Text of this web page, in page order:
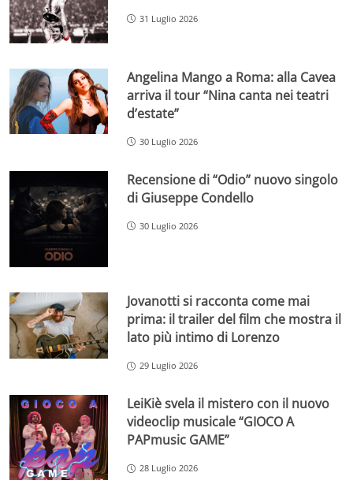
31 Luglio 2026
Angelina Mango a Roma: alla Cavea
arriva il tour “Nina canta nei teatri
d’estate”
30 Luglio 2026
Recensione di “Odio” nuovo singolo
di Giuseppe Condello
30 Luglio 2026
Jovanotti si racconta come mai
prima: il trailer del film che mostra il
lato più intimo di Lorenzo
29 Luglio 2026
LeiKiè svela il mistero con il nuovo
videoclip musicale “GIOCO A
PAPmusic GAME”
28 Luglio 2026